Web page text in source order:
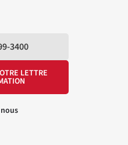
3400
LETTRE